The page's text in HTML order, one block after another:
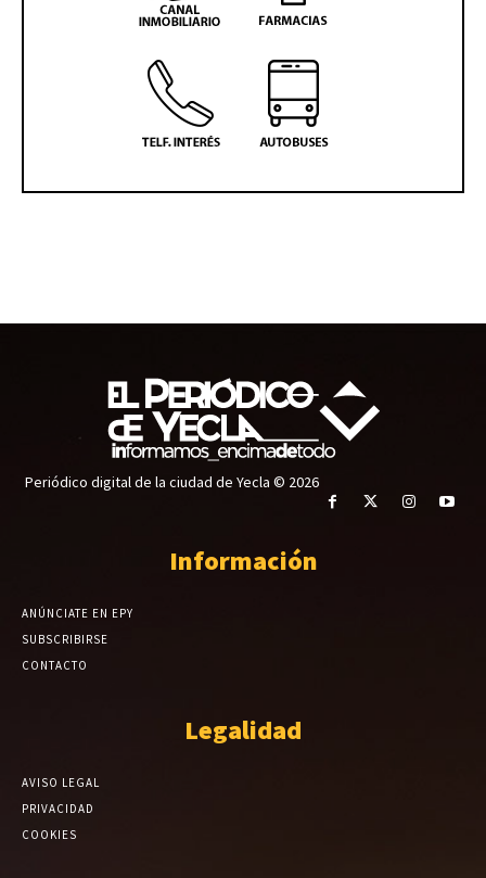
Periódico digital de la ciudad de Yecla © 2026
Información
ANÚNCIATE EN EPY
SUBSCRIBIRSE
CONTACTO
Legalidad
AVISO LEGAL
PRIVACIDAD
COOKIES